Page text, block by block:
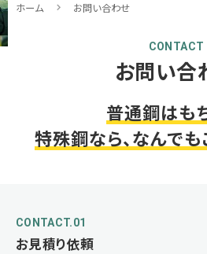
ホーム お問い合わせ
CONTACT
お問い合
普通鋼はも
特殊鋼なら、なんでも
CONTACT.01
お見積り依頼